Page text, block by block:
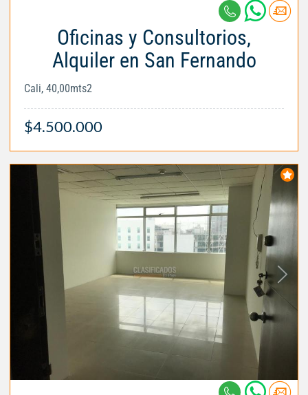
Oficinas y Consultorios,
Alquiler en San Fernando
Cali, 40,00mts2
$4.500.000